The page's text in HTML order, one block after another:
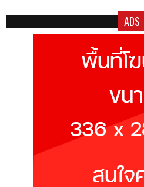
ADS